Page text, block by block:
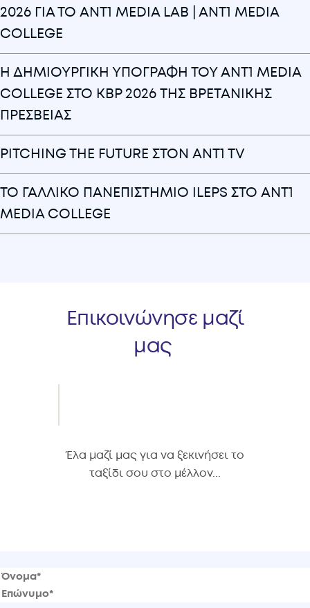
2026 ΓΙΑ ΤΟ ANT1 MEDIA LAB | ANT1 MEDIA
COLLEGE
Η ΔΗΜΙΟΥΡΓΙΚΗ ΥΠΟΓΡΑΦΗ ΤΟΥ ANT1 MEDIA
COLLEGE ΣΤΟ KBP 2026 ΤΗΣ ΒΡΕΤΑΝΙΚΗΣ
ΠΡΕΣΒΕΙΑΣ
PITCHING THE FUTURE ΣΤΟΝ ANT1 TV
ΤΟ ΓΑΛΛΙΚΟ ΠΑΝΕΠΙΣΤΗΜΙΟ ILEPS ΣΤΟ ANT1
MEDIA COLLEGE
Επικοινώνησε μαζί
μας
Έλα μαζί μας για να ξεκινήσει το
ταξίδι σου στο μέλλον...